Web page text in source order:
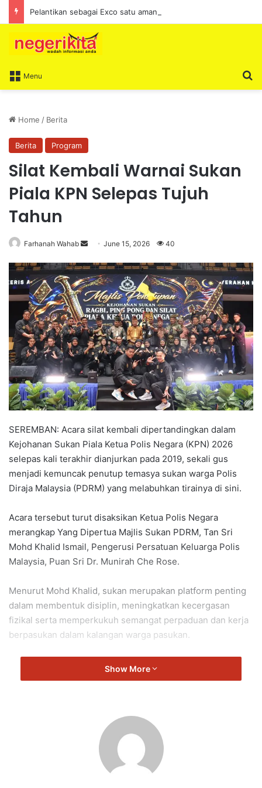
Menu
Home / Berita
Berita Program
Silat Kembali Warnai Sukan
Piala KPN Selepas Tujuh
Tahun
Farhanah Wahab
n
d
a
n
e
m
a
i
l
June 15, 2026 40
SEREMBAN: Acara silat kembali dipertandingkan dalam
Kejohanan Sukan Piala Ketua Polis Negara (KPN) 2026
selepas kali terakhir dianjurkan pada 2019, sekali gus
menjadi kemuncak penutup temasya sukan warga Polis
Diraja Malaysia (PDRM) yang melabuhkan tirainya di sini.
Acara tersebut turut disaksikan Ketua Polis Negara
merangkap Yang Dipertua Majlis Sukan PDRM, Tan Sri
Mohd Khalid Ismail, Pengerusi Persatuan Keluarga Polis
Malaysia, Puan Sri Dr. Munirah Che Rose.
Menurut Mohd Khalid, sukan merupakan platform penting
dalam membentuk disiplin, meningkatkan kecergasan
fizikal serta memperkukuh semangat perpaduan dan kerja
berpasukan dalam kalangan warga pasukan.
“Di sebalik persaingan sengit ini, elemen utama ialah
pengukuhan nilai kerjasama dan persaudaraan sebagai
“Semangat kesukanan inilah yang perlu diterjemahkan
dalam pelaksanaan amanah menjaga keselamatan
masyarakat dan kedaulatan negara,” katanya.
Show More